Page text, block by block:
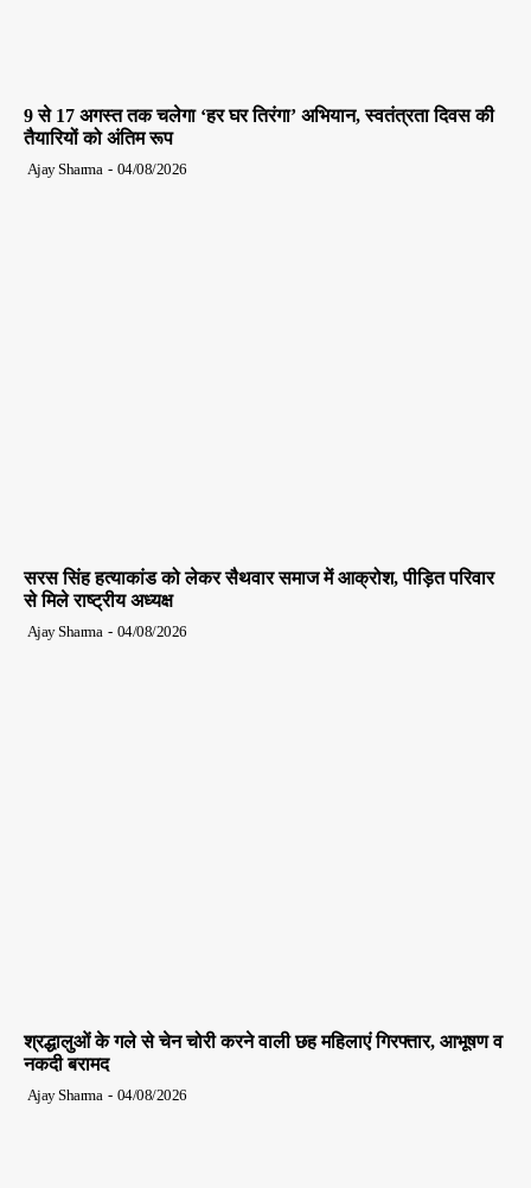
9 से 17 अगस्त तक चलेगा ‘हर घर तिरंगा’ अभियान, स्वतंत्रता दिवस की
तैयारियों को अंतिम रूप
Ajay Sharma - 04/08/2026
सरस सिंह हत्याकांड को लेकर सैथवार समाज में आक्रोश, पीड़ित परिवार
से मिले राष्ट्रीय अध्यक्ष
Ajay Sharma - 04/08/2026
श्रद्धालुओं के गले से चेन चोरी करने वाली छह महिलाएं गिरफ्तार, आभूषण व
नकदी बरामद
Ajay Sharma - 04/08/2026